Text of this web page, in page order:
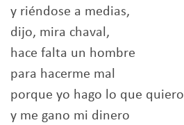
y riéndose a medias,
dijo, mira chaval,
hace falta un hombre
para hacerme mal
porque yo hago lo que quiero
y me gano mi dinero